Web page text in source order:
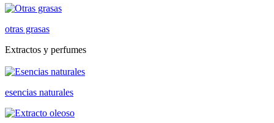
otras grasas
Extractos y perfumes
esencias naturales